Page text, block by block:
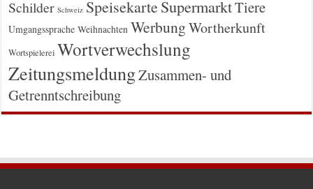
Schilder Schweiz Speisekarte SupermarktTiere
Umgangssprache Weihnachten WerbungWortherkunft
Wortspielerei Wortverwechslung
ZeitungsmeldungZusammen- und
Getrenntschreibung